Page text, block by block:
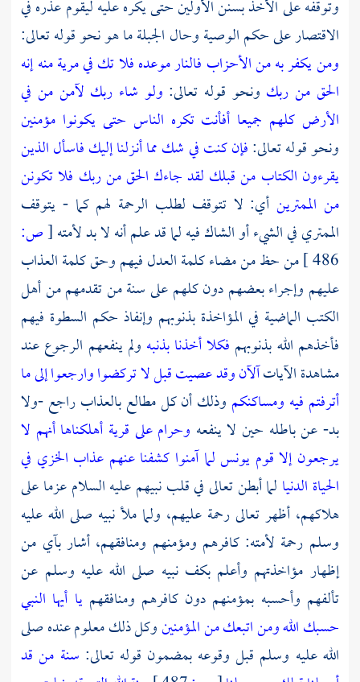
وتوقفه على الأخذ بسنن الأولين حتى يكره عليه ليقوم عذره في
الاقتصار على حكم الوصية وحال الجبلة ما هو نحو قوله تعالى:
ومن يكفر به من الأحزاب فالنار موعده فلا تك في مرية منه إنه
الحق من ربك ونحو قوله تعالى: ولو شاء ربك لآمن من في
الأرض كلهم جميعا أفأنت تكره الناس حتى يكونوا مؤمنين
ونحو قوله تعالى:فإن كنت في شك مما أنـزلنا إليك فاسأل الذين
يقرءون الكتاب من قبلك لقد جاءك الحق من ربك فلا تكونن
من الممترين أي: لا تتوقف لطلب الرحمة لهم كما - يتوقف
الممتري في الشيء أو الشاك فيه لما قد علم أنه لا بد لأمته[ص:
486 ] من حظ من مضاء كلمة العدل فيهم وحق كلمة العذاب
عليهم وإجراء بعضهم دون كلهم على سنة من تقدمهم من أهل
الكتب الماضية في المؤاخذة بذنوبهم وإنفاذ حكم السطوة فيهم
فأخذهم الله بذنوبهم فكلا أخذنا بذنبه ولم ينفعهم الرجوع عند
مشاهدة الآياتآلآن وقد عصيت قبللا تركضوا وارجعوا إلى ما
أترفتم فيه ومساكنكم وذلك أن كل مطالع بالعذاب راجع -ولا
بد- عن باطله حين لا ينفعه وحرام على قرية أهلكناها أنهم لا
يرجعونإلا قوم يونس لما آمنوا كشفنا عنهم عذاب الخزي في
الحياة الدنيا لما أبطن تعالى في قلب نبيهم عليه السلام عزما على
هلاكهم، أظهر تعالى رحمة عليهم، ولما ملأ نبيه صلى الله عليه
وسلم رحمة لأمته: كافرهم ومؤمنهم ومنافقهم، أشار بآي من
إظهار مؤاخذتهم وأعلم بكف نبيه صلى الله عليه وسلم عن
تألفهم وأحسبه بمؤمنهم دون كافرهم ومنافقهميا أيها النبي
حسبك الله ومن اتبعك من المؤمنينوكل ذلك معلوم عنده صلى
الله عليه وسلم قبل وقوعه بمضمون قوله تعالى: سنة من قد